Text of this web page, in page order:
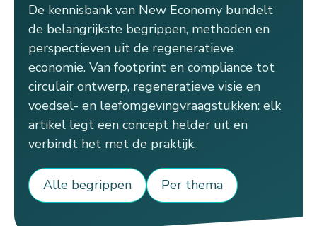
De kennisbank van New Economy bundelt
de belangrijkste begrippen, methoden en
perspectieven uit de regeneratieve
economie. Van footprint en compliance tot
circulair ontwerp, regeneratieve visie en
voedsel- en leefomgevingvraagstukken: elk
artikel legt een concept helder uit en
verbindt het met de praktijk.
Alle begrippen Per thema